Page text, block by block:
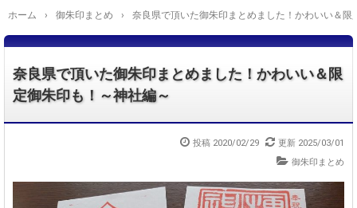
ホーム › 御朱印まとめ › 奈良県で頂いた御朱印まとめました！かわいい＆限
奈良県で頂いた御朱印まとめました！かわいい＆限
定御朱印も！～神社編～
投稿 2020/02/29 更新 2025/03/01
御朱印まとめ